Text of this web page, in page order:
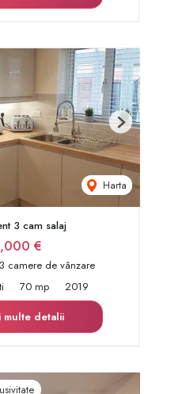
Harta
Next
3 cam salaj
€
camere de vânzare
70 mp
2019
multe detalii